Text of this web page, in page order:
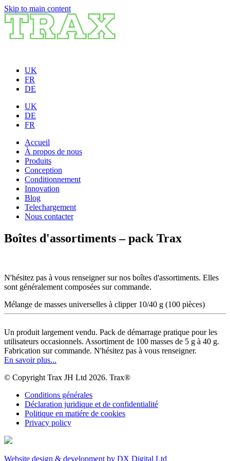
Skip to main content
UK
FR
DE
UK
DE
FR
Accueil
À propos de nous
Produits
Conception
Conditionnement
Innovation
Blog
Telechargement
Nous contacter
Boîtes d'assortiments – pack Trax
N'hésitez pas à vous renseigner sur nos boîtes d'assortiments. Elles
sont généralement composées sur commande.
Mélange de masses universelles à clipper 10/40 g (100 pièces)
Un produit largement vendu. Pack de démarrage pratique pour les
utilisateurs occasionnels. Assortiment de 100 masses de 5 g à 40 g.
Fabrication sur commande. N'hésitez pas à vous renseigner.
En savoir plus...
© Copyright Trax JH Ltd 2026. Trax®
Conditions générales
Déclaration juridique et de confidentialité
Politique en matiére de cookies
Privacy policy
Website design & development by DX Digital Ltd